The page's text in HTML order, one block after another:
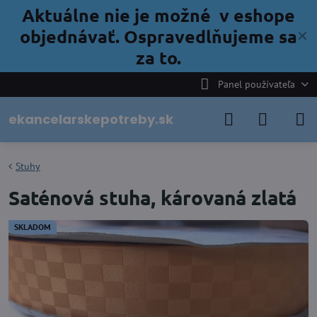
✕
Aktuálne nie je možné v eshope
objednávať. Ospravedlňujeme sa
za to.
Panel používateľa
ekancelarskepotreby.sk
SKLADOM
Stuhy
Saténová stuha, károvaná zlatá